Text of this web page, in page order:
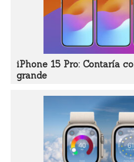
iPhone 15 Pro: Contaría
grande